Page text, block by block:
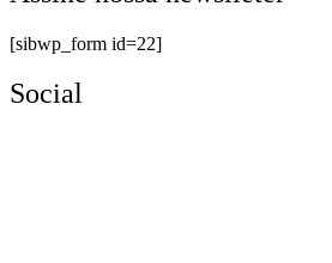
[sibwp_form id=22]
Social